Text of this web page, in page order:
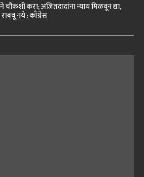
चौकशी करा; अजितदादांना न्याय मिळवून द्या,
राबवू नये : काँग्रेस